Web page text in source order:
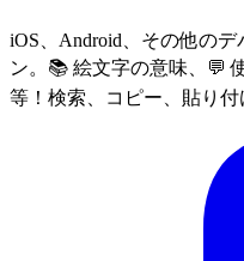
iOS、Android、その他の
ン。📚 絵文字の意味、💬
等！検索、コピー、貼り付